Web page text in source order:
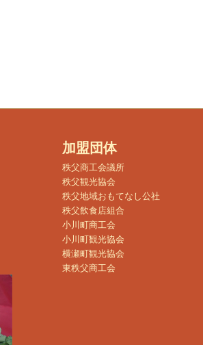
加盟団体
秩父商工会議所
秩父観光協会
秩父地域おもてなし公社
秩父飲食店組合
小川町商工会
小川町観光協会
横瀬町観光協会
東秩父商工会